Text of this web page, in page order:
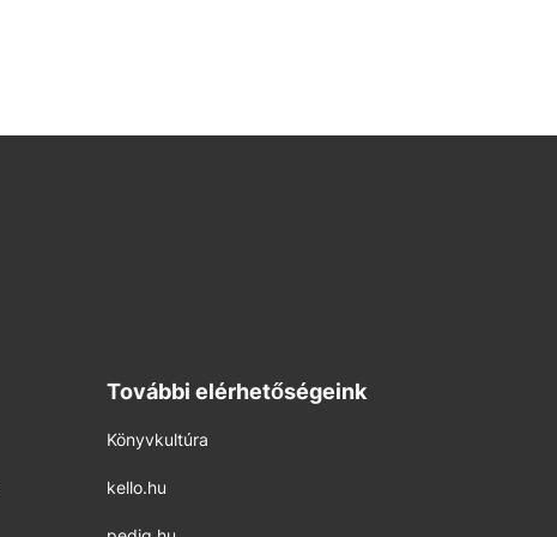
További elérhetőségeink
Könyvkultúra
kello.hu